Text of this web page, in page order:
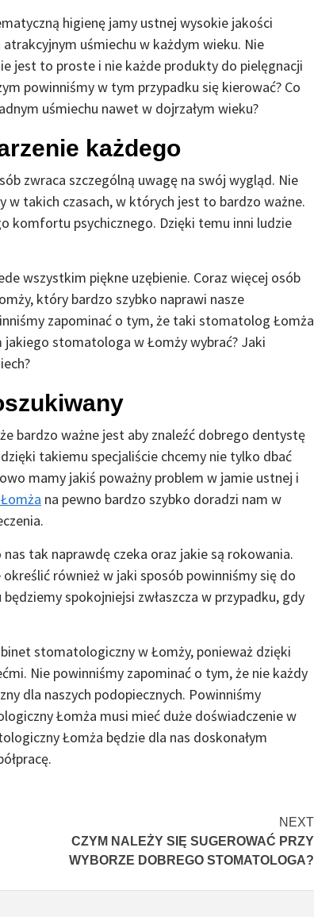
higienę jamy ustnej wysokie jakości
uśmiechu w każdym wieku. Nie
jest to proste i nie każde produkty do pielęgnacji
powinniśmy w tym przypadku się kierować? Co
uśmiechu nawet w dojrzałym wieku?
każdego
zwraca szczególną uwagę na swój wygląd. Nie
takich czasach, w których jest to bardzo ważne.
komfortu psychicznego. Dzięki temu inni ludzie
wszystkim piękne uzębienie. Coraz więcej osób
który bardzo szybko naprawi nasze
zapominać o tym, że taki stomatolog Łomża
stomatologa w Łomży wybrać? Jaki
bardzo ważne jest aby znaleźć dobrego dentystę
takiemu specjaliście chcemy nie tylko dbać
mamy jakiś poważny problem w jamie ustnej i
na pewno bardzo szybko doradzi nam w
tak naprawdę czeka oraz jakie są rokowania.
również w jaki sposób powinniśmy się do
spokojniejsi zwłaszcza w przypadku, gdy
stomatologiczny w Łomży, ponieważ dzięki
Nie powinniśmy zapominać o tym, że nie każdy
dla naszych podopiecznych. Powinniśmy
Łomża musi mieć duże doświadczenie w
Łomża będzie dla nas doskonałym
NEXT
CZYM NALEŻY SIĘ SUGEROWAĆ PRZY
WYBORZE DOBREGO STOMATOLOGA?